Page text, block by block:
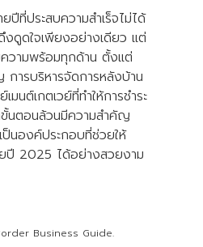
ปีที่ประสบความสำเร็จไม่ได้
ดูดใจเพียงอย่างเดียว แต่
วามพร้อมทุกด้าน ตั้งแต่
การบริหารจัดการหลังบ้าน
มนต์เกตเวย์ที่ทำให้การชำระ
ขั้นตอนล้วนมีความสำคัญ
ป็นองค์ประกอบที่ช่วยให้
2025 ได้อย่างสวยงาม
Business Guide.